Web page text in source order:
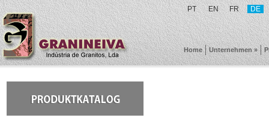
PT EN FR DE
Home Unternehmen »